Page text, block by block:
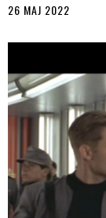
26 MAJ 2022